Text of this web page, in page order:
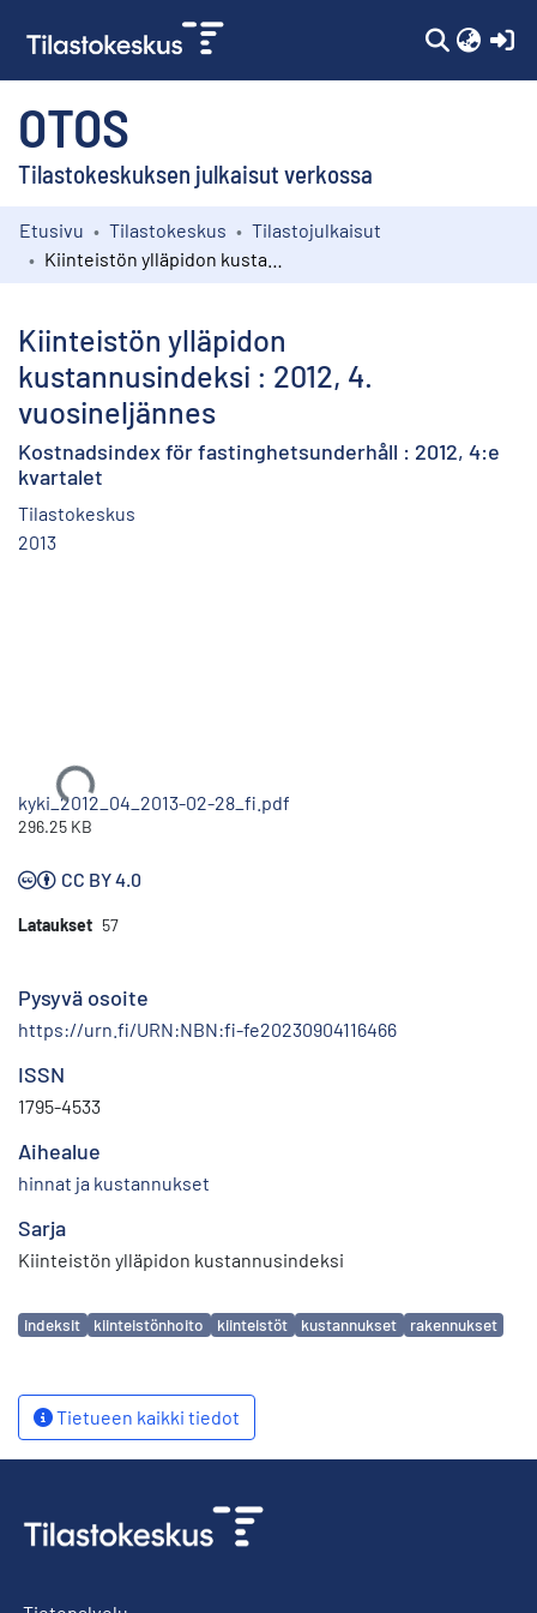
OTOS
Tilastokeskuksen julkaisut verkossa
Kokoelmat
Etusivu Tilastokeskus
Tilastojulkaisut
Kiinteistön ylläpidon
kustannusindeksi : 2012, 4.
vuosineljännes
Kostnadsindex för fastinghetsunderhåll : 2012, 4:e
kvartalet
Tilastokeskus
2013
Ladataan...
kyki_2012_04_2013-02-28_fi.pdf
296.25 KB
CC BY 4.0
Lataukset 57
Pysyvä osoite
https://urn.fi/URN:NBN:fi-fe20230904116466
ISSN
1795-4533
Aihealue
hinnat ja kustannukset
Sarja
Kiinteistön ylläpidon kustannusindeksi
Avainsanat
indeksit kiinteistönhoito kiinteistöt kustannukset rakennukset
Tietueen kaikki tiedot